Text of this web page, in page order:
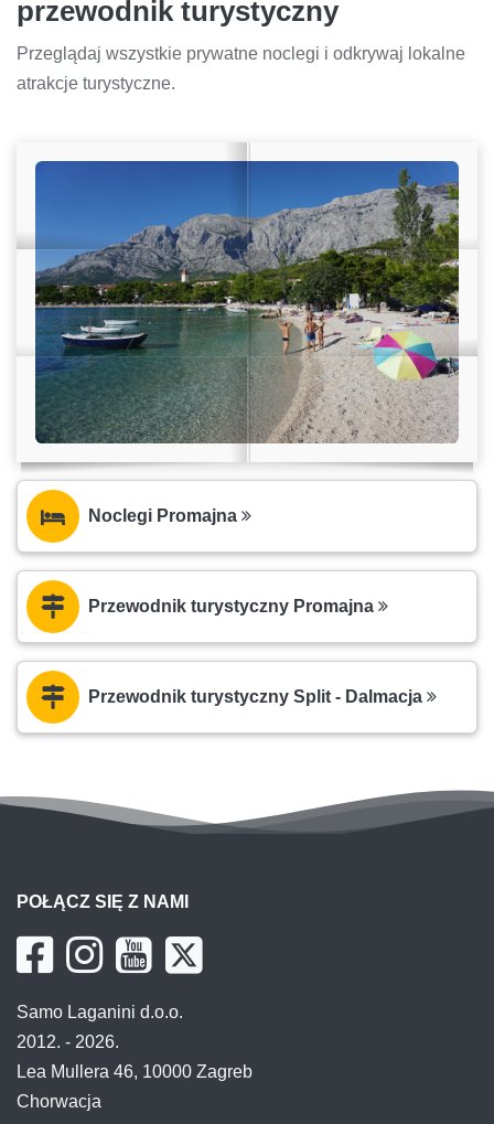
przewodnik turystyczny
Przeglądaj wszystkie prywatne noclegi i odkrywaj lokalne
atrakcje turystyczne.
Noclegi Promajna
Przewodnik turystyczny Promajna
Przewodnik turystyczny Split - Dalmacja
POŁĄCZ SIĘ Z NAMI
Samo Laganini d.o.o.
2012. - 2026.
Lea Mullera 46, 10000 Zagreb
Chorwacja